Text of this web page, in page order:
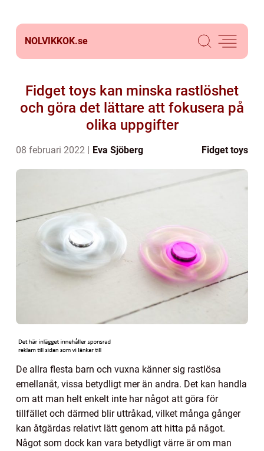
NOLVIKKOK.se
Fidget toys kan minska rastlöshet
och göra det lättare att fokusera på
olika uppgifter
08 februari 2022 Eva Sjöberg Fidget toys
De allra flesta barn och vuxna känner sig rastlösa
emellanåt, vissa betydligt mer än andra. Det kan handla
om att man helt enkelt inte har något att göra för
tillfället och därmed blir uttråkad, vilket många gånger
kan åtgärdas relativt lätt genom att hitta på något.
Något som dock kan vara betydligt värre är om man